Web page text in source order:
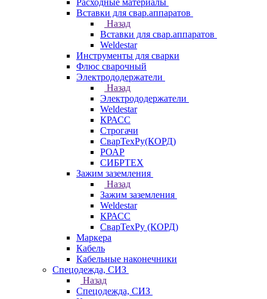
Расходные материалы
Вставки для свар.аппаратов
Назад
Вставки для свар.аппаратов
Weldestar
Инструменты для сварки
Флюс сварочный
Электрододержатели
Назад
Электрододержатели
Weldestar
КРАСС
Строгачи
СварТехРу(КОРД)
РОАР
СИБРТЕХ
Зажим заземления
Назад
Зажим заземления
Weldestar
КРАСС
СварТехРу (КОРД)
Маркера
Кабель
Кабельные наконечники
Спецодежда, СИЗ
Назад
Спецодежда, СИЗ